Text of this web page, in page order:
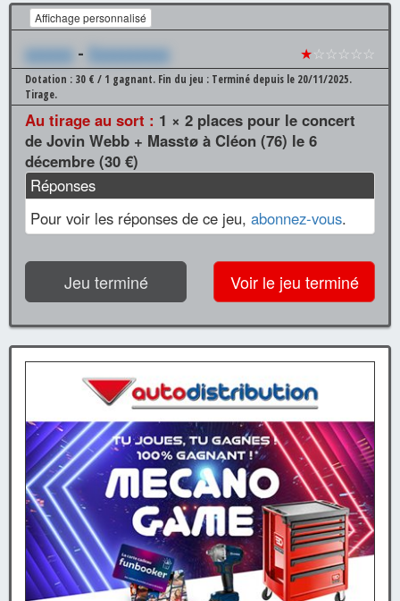
Affichage personnalisé
xxxxxx - Xxxxxxxxxx ★☆☆☆☆☆
Dotation : 30 € / 1 gagnant. Fin du jeu : Terminé depuis le 20/11/2025.
Tirage.
Au tirage au sort : 1 × 2 places pour le concert
de Jovin Webb + Masstø à Cléon (76) le 6
décembre (30 €)
Réponses
Pour voir les réponses de ce jeu, abonnez-vous.
Jeu terminé Voir le jeu terminé